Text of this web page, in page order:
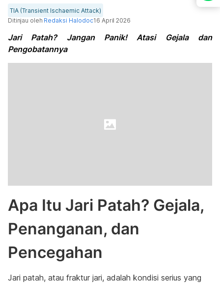
TIA (Transient Ischaemic Attack)
Ditinjau oleh Redaksi Halodoc16 April 2026
Jari Patah? Jangan Panik! Atasi Gejala dan
Pengobatannya
Apa Itu Jari Patah? Gejala,
Penanganan, dan
Pencegahan
Jari patah, atau fraktur jari, adalah kondisi serius yang